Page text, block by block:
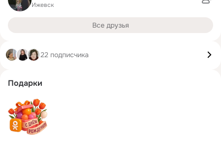
Ижевск
Все друзья
22 подписчика
Подарки